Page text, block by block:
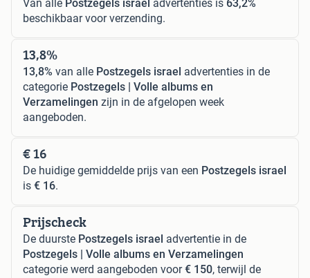
Van alle Postzegels israel advertenties is 63,2%
beschikbaar voor verzending.
13,8%
13,8% van alle Postzegels israel advertenties in de
categorie Postzegels | Volle albums en
Verzamelingen zijn in de afgelopen week
aangeboden.
€ 16
De huidige gemiddelde prijs van een Postzegels israel
is € 16.
Prijscheck
De duurste Postzegels israel advertentie in de
Postzegels | Volle albums en Verzamelingen
categorie werd aangeboden voor€ 150, terwijl de